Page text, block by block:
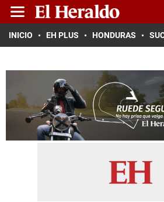
INICIO EH PLUS HONDURAS